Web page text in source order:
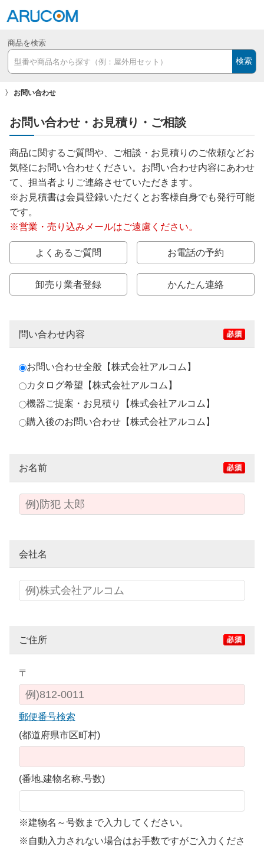
商品を検索
検索
お問い合わせ
お問い合わせ・お見積り・ご相談
商品に関するご質問や、ご相談・お見積りのご依頼などお
気軽にお問い合わせください。お問い合わせ内容にあわせ
て、担当者よりご連絡させていただきます。
※お見積書は会員登録いただくとお客様自身でも発行可能
です。
※営業・売り込みメールはご遠慮ください。
よくあるご質問 お電話の予約
卸売り業者登録 かんたん連絡
問い合わせ内容
お問い合わせ全般【株式会社アルコム】
カタログ希望【株式会社アルコム】
機器ご提案・お見積り【株式会社アルコム】
購入後のお問い合わせ【株式会社アルコム】
お名前
会社名
ご住所
〒
郵便番号検索
(都道府県市区町村)
(番地,建物名称,号数)
※建物名～号数まで入力してください。
※自動入力されない場合はお手数ですがご入力くださ